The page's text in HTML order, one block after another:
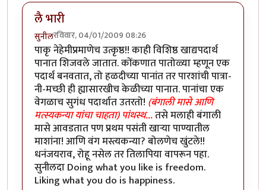
लै भारी
सुनीलरविवार, 04/01/2009 08:26
पाकृ नेहेमीप्रमाणेच उत्कृष्ठ!! काही विशिष्ठ खाद्यपदार्थ
पानात शिजवले जातात. कोंकणात पातोळ्या म्हणून एक
पदार्थ बनवतात, तो हळदीच्या पानांत तर पारशांची पात्रा-
नी-मच्छी ही ह्यासारखीच केळीच्या पानात. पानांचा एक
वेगळाच सुगंध पदार्थात उतरतो! (बंगाली मासे आणि
मत्स्यकन्या यांचा चाहता) पांथस्थ...तसे मलाही बंगाली
मासे आवडतात पण प्रथम पसंती खार्‍या पाण्यातील
माशांना! आणि वंग मस्त्यकन्या? बोलणेच खुंटले!!
धनंजयराव, रोहू नसेल तर तिलापिया वापरून पहा.
सुनीलदा Doing what you like is freedom.
Liking what you do is happiness.